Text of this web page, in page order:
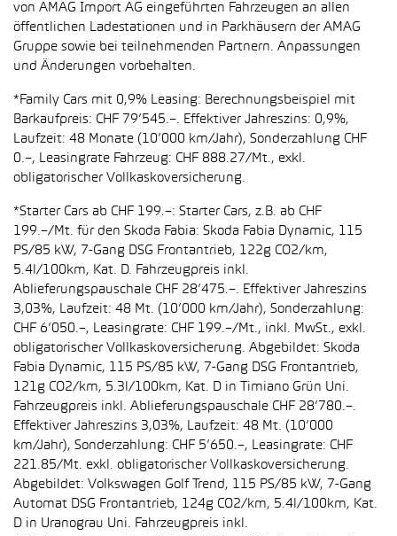
von AMAG Import AG eingeführten Fahrzeugen an allen
öffentlichen Ladestationen und in Parkhäusern der AMAG
Gruppe sowie bei teilnehmenden Partnern. Anpassungen
und Änderungen vorbehalten.
*Family Cars mit 0,9% Leasing: Berechnungsbeispiel mit
Barkaufpreis: CHF 79’545.–. Effektiver Jahreszins: 0,9%,
Laufzeit: 48 Monate (10’000 km/Jahr), Sonderzahlung CHF
0.–, Leasingrate Fahrzeug: CHF 888.27/Mt., exkl.
obligatorischer Vollkaskoversicherung.
*Starter Cars ab CHF 199.–: Starter Cars, z.B. ab CHF
199.–/Mt. für den Skoda Fabia: Skoda Fabia Dynamic, 115
PS/85 kW, 7-Gang DSG Frontantrieb, 122g CO2/km,
5.4l/100km, Kat. D. Fahrzeugpreis inkl.
Ablieferungspauschale CHF 28’475.–. Effektiver Jahreszins
3,03%, Laufzeit: 48 Mt. (10’000 km/Jahr), Sonderzahlung:
CHF 6’050.–, Leasingrate: CHF 199.–/Mt., inkl. MwSt., exkl.
obligatorischer Vollkaskoversicherung. Abgebildet: Skoda
Fabia Dynamic, 115 PS/85 kW, 7-Gang DSG Frontantrieb,
121g CO2/km, 5.3l/100km, Kat. D in Timiano Grün Uni.
Fahrzeugpreis inkl. Ablieferungspauschale CHF 28’780.–.
Effektiver Jahreszins 3,03%, Laufzeit: 48 Mt. (10’000
km/Jahr), Sonderzahlung: CHF 5’650.–, Leasingrate: CHF
221.85/Mt. exkl. obligatorischer Vollkaskoversicherung.
Abgebildet: Volkswagen Golf Trend, 115 PS/85 kW, 7-Gang
Automat DSG Frontantrieb, 124g CO2/km, 5.4l/100km, Kat.
D in Uranograu Uni. Fahrzeugpreis inkl.